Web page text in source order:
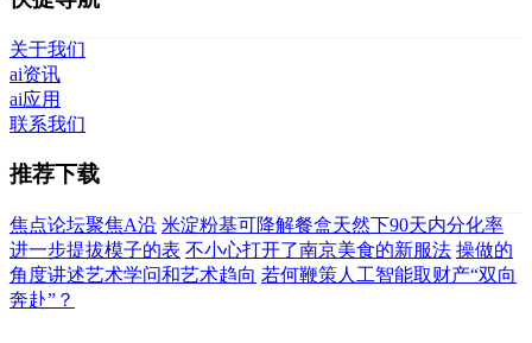
关于我们
ai资讯
ai应用
联系我们
推荐下载
焦点论坛聚焦A沿 米淀粉基可降解餐盒天然下90天内分化率
进一步提拔模子的表 不小心打开了南京美食的新服法 操做的
角度讲述艺术学问和艺术趋向 若何鞭策人工智能取财产“双向
奔赴”？